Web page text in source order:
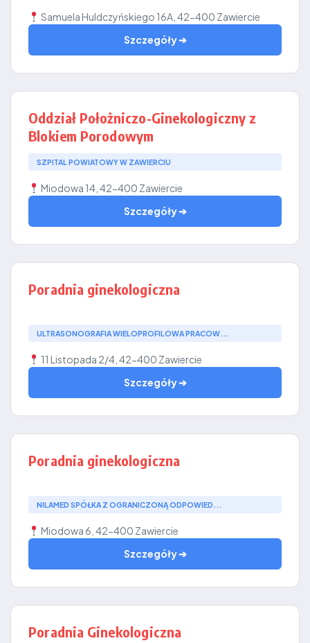
Samuela Huldczyńskiego 16A, 42-400 Zawiercie
Szczegóły ➔
Oddział Położniczo-Ginekologiczny z
Blokiem Porodowym
SZPITAL POWIATOWY W ZAWIERCIU
Miodowa 14, 42-400 Zawiercie
Szczegóły ➔
Poradnia ginekologiczna
ULTRASONOGRAFIA WIELOPROFILOWA PRACOW...
11 Listopada 2/4, 42-400 Zawiercie
Szczegóły ➔
Poradnia ginekologiczna
NILAMED SPÓŁKA Z OGRANICZONĄ ODPOWIED...
Miodowa 6, 42-400 Zawiercie
Szczegóły ➔
Poradnia Ginekologiczna